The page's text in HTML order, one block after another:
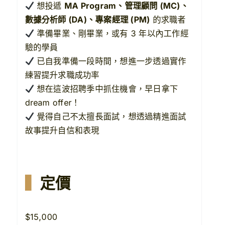
想投遞 MA Program、管理顧問 (MC)、
數據分析師 (DA)、專案經理 (PM) 的求職者
準備畢業、剛畢業，或有 3 年以內工作經
驗的學員
已自我準備一段時間，想進一步透過實作
練習提升求職成功率
想在這波招聘季中抓住機會，早日拿下
dream offer！
覺得自己不太擅長面試，想透過精進面試
故事提升自信和表現
定價
$15,000